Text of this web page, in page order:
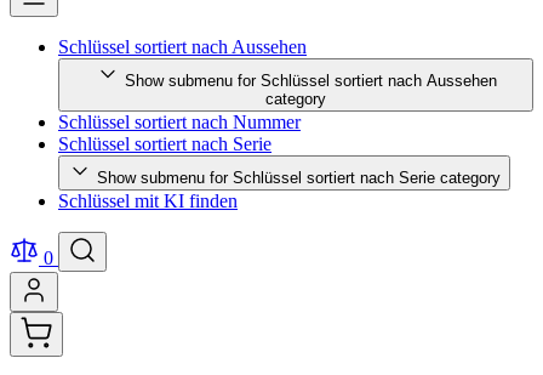
Schlüssel sortiert nach Aussehen
Show submenu for Schlüssel sortiert nach Aussehen
category
Schlüssel sortiert nach Nummer
Schlüssel sortiert nach Serie
Show submenu for Schlüssel sortiert nach Serie category
Schlüssel mit KI finden
0